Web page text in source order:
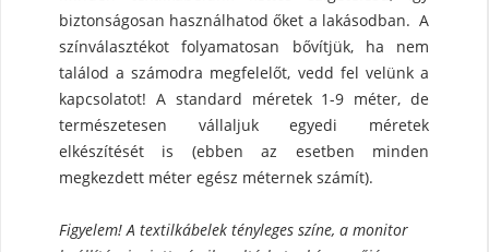
biztonságosan használhatod őket a lakásodban. A
színválasztékot folyamatosan bővítjük, ha nem
találod a számodra megfelelőt, vedd fel velünk a
kapcsolatot! A standard méretek 1-9 méter, de
természetesen vállaljuk egyedi méretek
elkészítését is (ebben az esetben minden
megkezdett méter egész méternek számít).
Figyelem! A textilkábelek tényleges színe, a monitor